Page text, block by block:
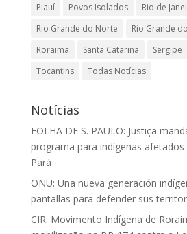
Piauí
Povos Isolados
Rio de
Rio Grande do Norte
Rio Grande
Roraima
Santa Catarina Sergipe
Tocantins
Todas Notícias
Notícias
FOLHA DE S. PAULO: Justiça
programa para indígenas
Pará
ONU: Una nueva generación
pantallas para defender sus
CIR: Movimento Indígena de